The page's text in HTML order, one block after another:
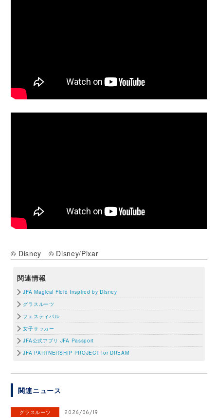
© Disney © Disney/Pixar
関連情報
JFA Magical Field Inspired by Disney
グラスルーツ
フェスティバル
女子サッカー
JFA公式アプリ JFA Passport
JFA PARTNERSHIP PROJECT for DREAM
関連ニュース
グラスルーツ 2026/06/19